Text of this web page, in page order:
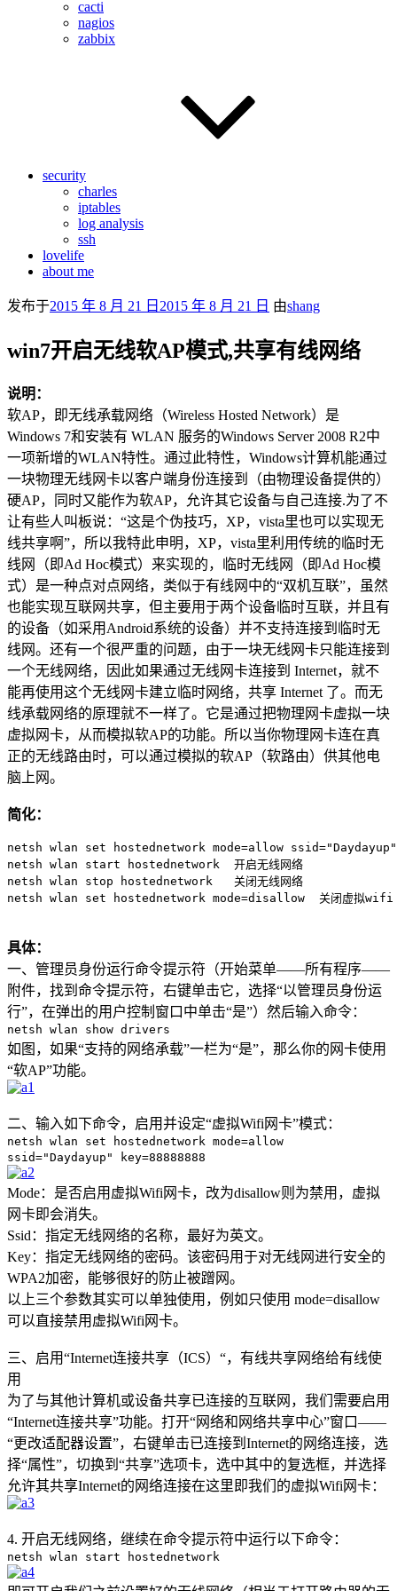
cacti
nagios
zabbix
security
charles
iptables
log analysis
ssh
lovelife
about me
发布于2015 年 8 月 21 日 2015 年 8 月 21 日 由shang
win7开启无线软AP模式,共享有线网络
说明：
软AP，即无线承载网络（Wireless Hosted Network）是
Windows 7和安装有 WLAN 服务的Windows Server 2008 R2中
一项新增的WLAN特性。通过此特性，Windows计算机能通过
一块物理无线网卡以客户端身份连接到（由物理设备提供的）
硬AP，同时又能作为软AP，允许其它设备与自己连接.为了不
让有些人叫板说：“这是个伪技巧，XP，vista里也可以实现无
线共享啊”，所以我特此申明，XP，vista里利用传统的临时无
线网（即Ad Hoc模式）来实现的，临时无线网（即Ad Hoc模
式）是一种点对点网络，类似于有线网中的“双机互联”，虽然
也能实现互联网共享，但主要用于两个设备临时互联，并且有
的设备（如采用Android系统的设备）并不支持连接到临时无
线网。还有一个很严重的问题，由于一块无线网卡只能连接到
一个无线网络，因此如果通过无线网卡连接到 Internet，就不
能再使用这个无线网卡建立临时网络，共享 Internet 了。而无
线承载网络的原理就不一样了。它是通过把物理网卡虚拟一块
虚拟网卡，从而模拟软AP的功能。所以当你物理网卡连在真
正的无线路由时，可以通过模拟的软AP（软路由）供其他电
脑上网。
简化：
netsh wlan set hostednetwork mode=allow
netsh wlan start hostednetwork  开启无线网络
netsh wlan stop hostednetwork   关闭无线网络
具体：
一、管理员身份运行命令提示符（开始菜单——所有程序——
附件，找到命令提示符，右键单击它，选择“以管理员身份运
行”，在弹出的用户控制窗口中单击“是”）然后输入命令：
netsh wlan show drivers
如图，如果“支持的网络承载”一栏为“是”，那么你的网卡使用
“软AP”功能。
二、输入如下命令，启用并设定“虚拟Wifi网卡”模式：
netsh wlan set hostednetwork mode=allow
ssid="Daydayup" key=88888888
Mode：是否启用虚拟Wifi网卡，改为disallow则为禁用，虚拟
网卡即会消失。
Ssid：指定无线网络的名称，最好为英文。
Key：指定无线网络的密码。该密码用于对无线网进行安全的
WPA2加密，能够很好的防止被蹭网。
以上三个参数其实可以单独使用，例如只使用 mode=disallow
可以直接禁用虚拟Wifi网卡。
三、启用“Internet连接共享（ICS）“，有线共享网络给有线使
用
为了与其他计算机或设备共享已连接的互联网，我们需要启用
“Internet连接共享”功能。打开“网络和网络共享中心”窗口——
“更改适配器设置”，右键单击已连接到Internet的网络连接，选
择“属性”，切换到“共享”选项卡，选中其中的复选框，并选择
允许其共享Internet的网络连接在这里即我们的虚拟Wifi网卡：
4. 开启无线网络，继续在命令提示符中运行以下命令：
netsh wlan start hostednetwork